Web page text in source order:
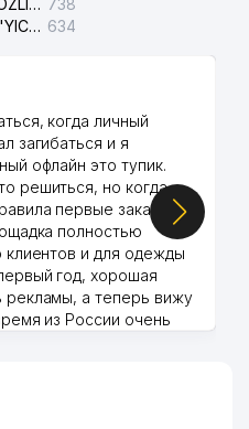
ELEKTRTARMOG'I NOSOZLIKLARINI TO'ZATISH SERGELI XIZMATI 738
FUQAROLIK ISHLARI BO'YICHA UCH-TEPA TUMANI SUDI 634
когда личный
загибаться и я
офлайн это тупик.
решиться, но когда
первые заказы,
полностью
клиентов и для одежды
год, хорошая
рекламы, а теперь вижу
из России очень